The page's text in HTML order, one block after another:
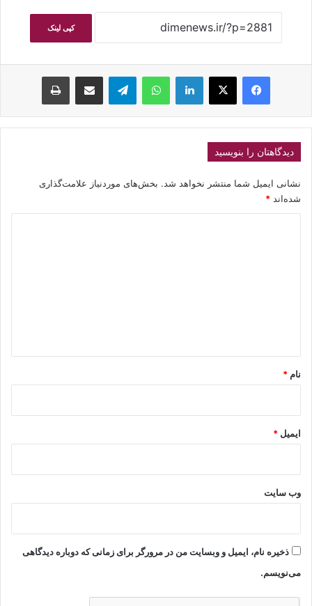
کپی لینک
فیسبوکایکس لینکداین واتس آپ تلگرام اشتراک گذاری با ایمیل چاپ
دیدگاهتان را بنویسید
نشانی ایمیل شما منتشر نخواهد شد. بخش‌های موردنیاز علامت‌گذاری
شده‌اند *
نام *
ایمیل *
وب‌ سایت
ذخیره نام، ایمیل و وبسایت من در مرورگر برای زمانی که دوباره دیدگاهی
می‌نویسم.